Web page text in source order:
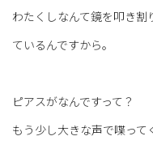
わたくしなんて鏡を叩き
ているんですから。
ピアスがなんですって？
もう少し大きな声で喋って